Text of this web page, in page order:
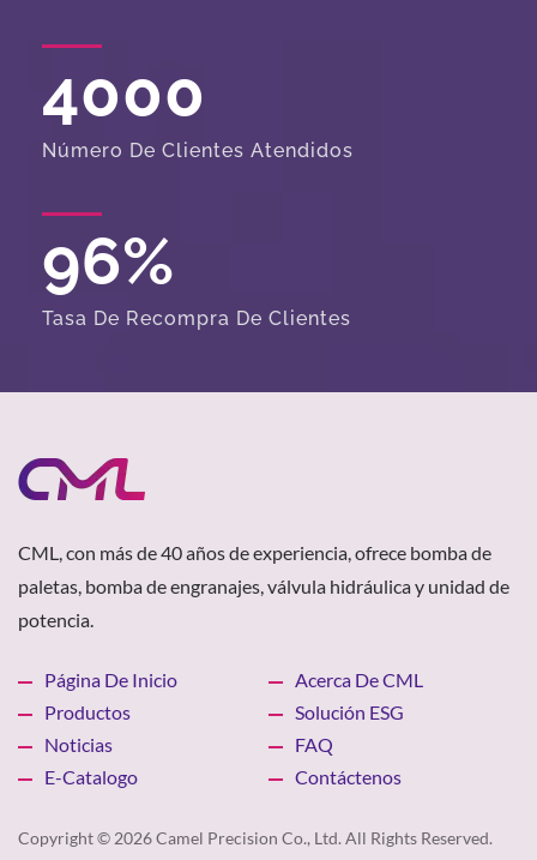
4000
Número De Clientes Atendidos
96%
Tasa De Recompra De Clientes
CML, con más de 40 años de experiencia, ofrece bomba de
paletas, bomba de engranajes, válvula hidráulica y unidad de
potencia.
Página De Inicio
Acerca De CML
Productos
Solución ESG
Noticias
FAQ
E-Catalogo
Contáctenos
Copyright © 2026Camel Precision Co., Ltd. All Rights Reserved.